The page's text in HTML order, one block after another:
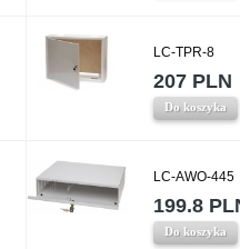
LC-TPR-8
207 PLN
Do koszyka
LC-AWO-445
199.8
Do koszyka